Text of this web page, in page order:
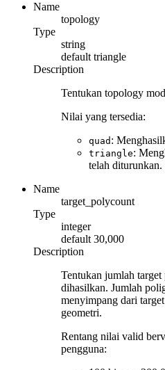
Name
topology
Type
string
default triangle
Description
Tentukan topology
Nilai yang tersedia:
quad :
triangle:
telah diturunkan.
Name
target_polycount
Type
integer
default 30,000
Description
Tentukan jumlah
dihasilkan. Jumlah
menyimpang dari
geometri.
Rentang nilai valid
pengguna: